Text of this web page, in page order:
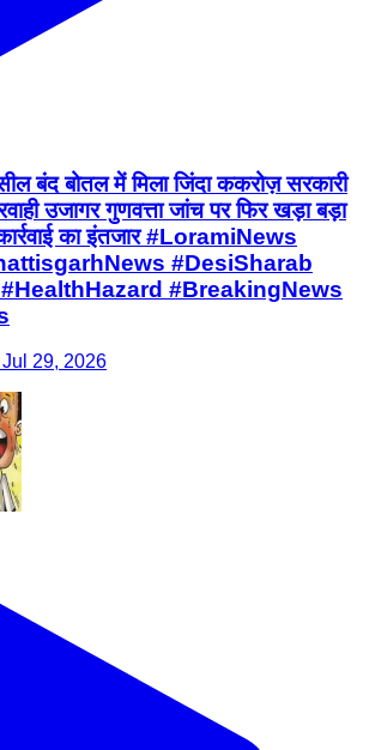
बंद बोतल में मिला जिंदा ककरोज़ सरकारी
उजागर गुणवत्ता जांच पर फिर खड़ा बड़ा
का इंतजार #LoramiNews
#DesiSharab
#BreakingNews
29, 2026